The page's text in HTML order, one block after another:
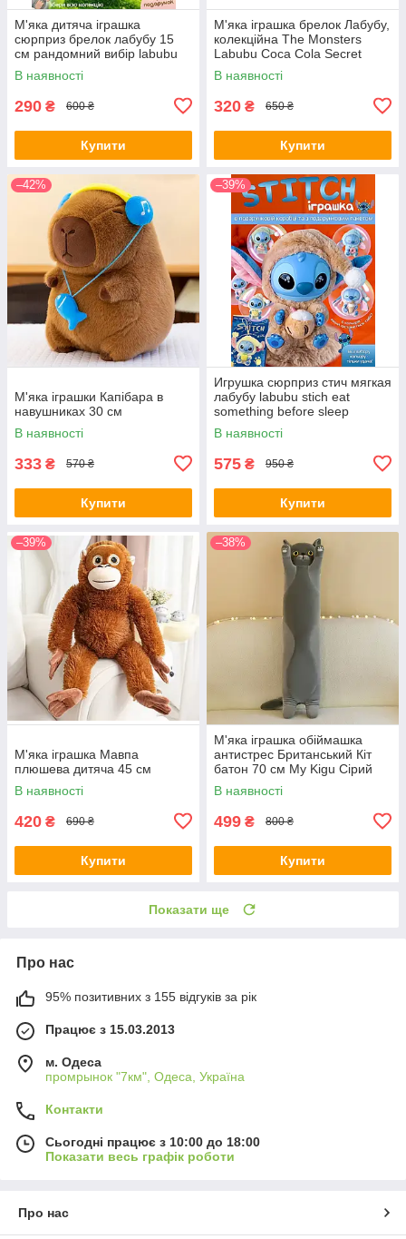
М'яка дитяча іграшка
сюрприз брелок лабубу 15
см рандомний вибір labubu
have a seat аксесуар для
сумки + антистрес у
В наявності
290 ₴ 600 ₴
Купити
М'яка іграшка брелок Лабубу,
колекційна The Monsters
Labubu Coca Cola Secret
Випадковий
В наявності
320 ₴ 650 ₴
Купити
–42%
М'яка іграшки Капібара в
навушниках 30 см
В наявності
333 ₴ 570 ₴
Купити
–39%
Игрушка сюрприз стич мягкая
лабубу labubu stich eat
something before sleep
плюшевая детская фигурка
лабуба брелок 15 см для
В наявності
575 ₴ 950 ₴
Купити
–39%
М'яка іграшка Мавпа
плюшева дитяча 45 см
В наявності
420 ₴ 690 ₴
Купити
–38%
М'яка іграшка обіймашка
антистрес Британський Кіт
батон 70 см My Kigu Сірий
(9046)
В наявності
499 ₴ 800 ₴
Купити
Показати ще
Про нас
95% позитивних з 155 відгуків за рік
Працює з 15.03.2013
м. Одеса
промрынок "7км", Одеса, Україна
Контакти
Сьогодні працює з 10:00 до 18:00
Показати весь графік роботи
Про нас